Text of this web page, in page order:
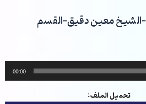
الحلقة الثالثة-48-الشيخ معين دقيق-القسم
00:00
تحميل الملف: